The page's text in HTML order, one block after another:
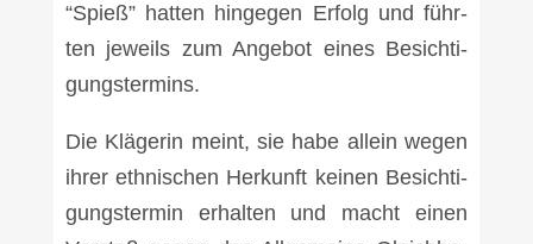
“Spieß” hat­ten hin­ge­gen Erfolg und führ­
ten jeweils zum Ange­bot eines Besich­ti­
gungs­ter­mins.
Die Klä­ge­rin meint, sie habe allein wegen
ihrer eth­ni­schen Her­kunft kei­nen Besich­ti­
gungs­ter­min erhal­ten und macht einen